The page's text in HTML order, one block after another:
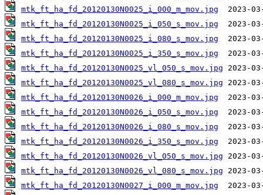
mtk_ft_ha_fd_20120130N0025_i_000_m_mov.jpg
mtk_ft_ha_fd_20120130N0025_i_050_s_mov.jpg
mtk_ft_ha_fd_20120130N0025_i_080_s_mov.jpg
mtk_ft_ha_fd_20120130N0025_i_350_s_mov.jpg
mtk_ft_ha_fd_20120130N0025_vl_050_s_mov.jpg
mtk_ft_ha_fd_20120130N0025_vl_080_s_mov.jpg
mtk_ft_ha_fd_20120130N0026_i_000_m_mov.jpg
mtk_ft_ha_fd_20120130N0026_i_050_s_mov.jpg
mtk_ft_ha_fd_20120130N0026_i_080_s_mov.jpg
mtk_ft_ha_fd_20120130N0026_i_350_s_mov.jpg
mtk_ft_ha_fd_20120130N0026_vl_050_s_mov.jpg
mtk_ft_ha_fd_20120130N0026_vl_080_s_mov.jpg
mtk_ft_ha_fd_20120130N0027_i_000_m_mov.jpg